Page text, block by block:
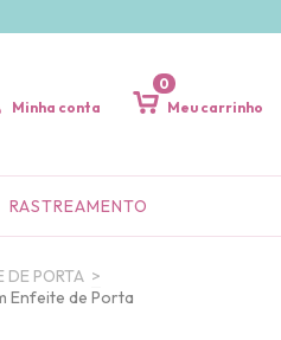
Minha conta Meu carrinho
0
RASTREAMENTO
DE PORTA >
Enfeite de Porta